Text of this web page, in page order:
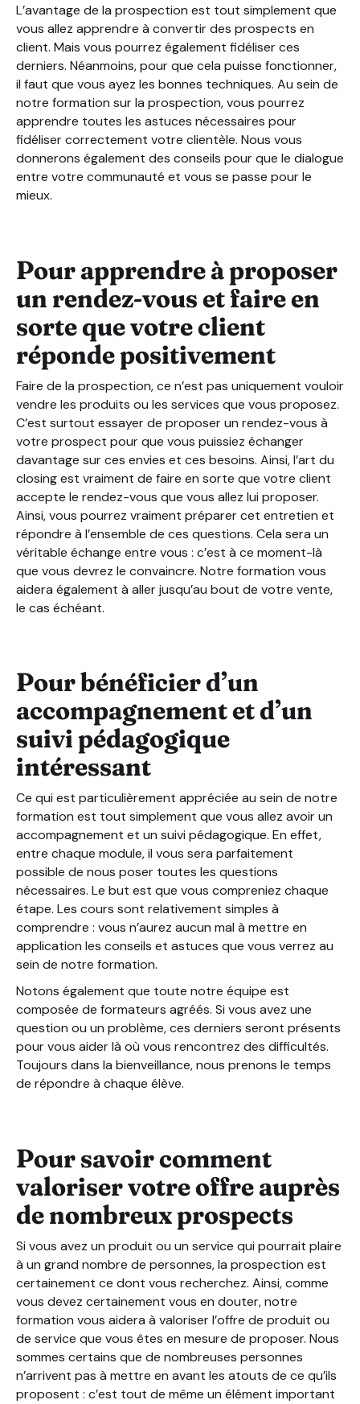
L’avantage de la prospection est tout simplement que
vous allez apprendre à convertir des prospects en
client. Mais vous pourrez également fidéliser ces
derniers. Néanmoins, pour que cela puisse fonctionner,
il faut que vous ayez les bonnes techniques. Au sein de
notre formation sur la prospection, vous pourrez
apprendre toutes les astuces nécessaires pour
fidéliser correctement votre clientèle. Nous vous
donnerons également des conseils pour que le dialogue
entre votre communauté et vous se passe pour le
mieux.
Pour apprendre à proposer
un rendez-vous et faire en
sorte que votre client
réponde positivement
Faire de la prospection, ce n’est pas uniquement vouloir
vendre les produits ou les services que vous proposez.
C’est surtout essayer de proposer un rendez-vous à
votre prospect pour que vous puissiez échanger
davantage sur ces envies et ces besoins. Ainsi, l’art du
closing est vraiment de faire en sorte que votre client
accepte le rendez-vous que vous allez lui proposer.
Ainsi, vous pourrez vraiment préparer cet entretien et
répondre à l’ensemble de ces questions. Cela sera un
véritable échange entre vous : c’est à ce moment-là
que vous devrez le convaincre. Notre formation vous
aidera également à aller jusqu’au bout de votre vente,
le cas échéant.
Pour bénéficier d’un
accompagnement et d’un
suivi pédagogique
intéressant
Ce qui est particulièrement appréciée au sein de notre
formation est tout simplement que vous allez avoir un
accompagnement et un suivi pédagogique. En effet,
entre chaque module, il vous sera parfaitement
possible de nous poser toutes les questions
nécessaires. Le but est que vous compreniez chaque
étape. Les cours sont relativement simples à
comprendre : vous n’aurez aucun mal à mettre en
application les conseils et astuces que vous verrez au
sein de notre formation.
Notons également que toute notre équipe est
composée de formateurs agréés. Si vous avez une
question ou un problème, ces derniers seront présents
pour vous aider là où vous rencontrez des difficultés.
Toujours dans la bienveillance, nous prenons le temps
de répondre à chaque élève.
Pour savoir comment
valoriser votre offre auprès
de nombreux prospects
Si vous avez un produit ou un service qui pourrait plaire
à un grand nombre de personnes, la prospection est
certainement ce dont vous recherchez. Ainsi, comme
vous devez certainement vous en douter, notre
formation vous aidera à valoriser l’offre de produit ou
de service que vous êtes en mesure de proposer. Nous
sommes certains que de nombreuses personnes
n’arrivent pas à mettre en avant les atouts de ce qu’ils
proposent : c’est tout de même un élément important